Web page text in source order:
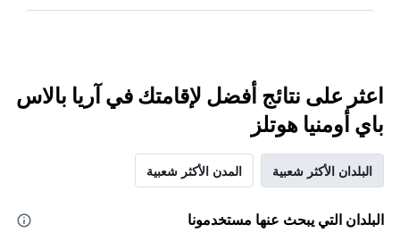
اعثر على نتائج أفضل لإقامتك في آريا بالاس
باي أومنيا هوتلز
البلدان الأكثر شعبية المدن الأكثر شعبية
البلدان التي يبحث عنها مستخدمونا